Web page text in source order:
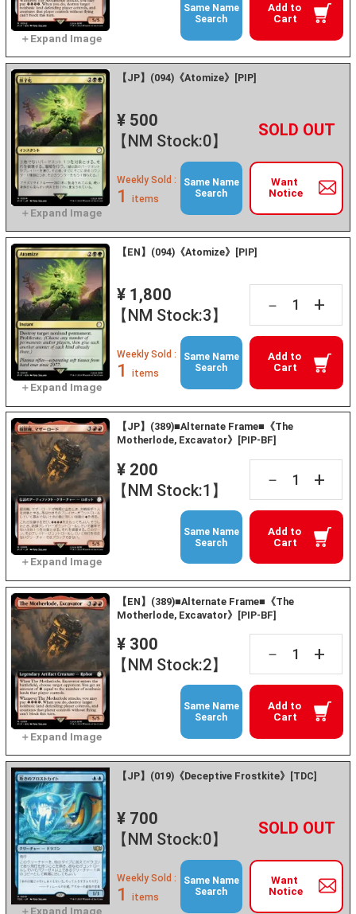
Add to
Cart
Same Name
Search
【JP】(094)《Atomize》[PIP]
¥ 500
【NM Stock:0】
－ +
Want
Notice
Weekly Sold :
1 items
Same Name
Search
【EN】(094)《Atomize》[PIP]
¥ 1,800
【NM Stock:3】
－ +
Add to
Cart
Weekly Sold :
1 items
Same Name
Search
【JP】(389)■Alternate Frame■《The
Motherlode, Excavator》[PIP-BF]
¥ 200
【NM Stock:1】
－ +
Add to
Cart
Same Name
Search
【EN】(389)■Alternate Frame■《The
Motherlode, Excavator》[PIP-BF]
¥ 300
【NM Stock:2】
－ +
Add to
Cart
Same Name
Search
【JP】(019)《Deceptive Frostkite》[TDC]
¥ 700
【NM Stock:0】
－ +
Want
Notice
Weekly Sold :
1 items
Same Name
Search